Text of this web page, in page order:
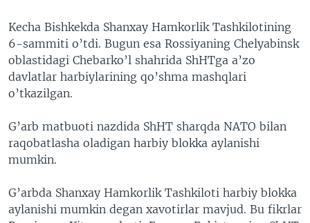
AMERIKA MANZARALARI
XALQARO HAYOT
VASHINGTON CHOYXONASI
VIDEO
XABARLAR SURATLARDA
IJTIMOIY TARMOQLAR
FACEBOOK
YOUTUBE
ODNOKLASSNIKI
TELEGRAM
TWITTER
SOUNDCLOUD
INGLIZ TILI DARSLARI
EDITORIAL
Learning English
Kecha Bishkekda Shanxay Hamkorlik Tashkilotining
6-sammiti o’tdi. Bugun esa Rossiyaning Chelyabinsk
oblastidagi Chebarko’l shahrida ShHTga a’zo
davlatlar harbiylarining qo’shma mashqlari
o’tkazilgan.
G’arb matbuoti nazdida ShHT sharqda NATO bilan
raqobatlasha oladigan harbiy blokka aylanishi
mumkin.
G’arbda Shanxay Hamkorlik Tashkiloti harbiy blokka
aylanishi mumkin degan xavotirlar mavjud. Bu fikrlar